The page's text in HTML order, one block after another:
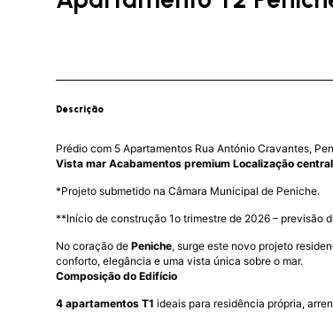
Descrição
Prédio com 5 Apartamentos Rua António Cravantes,
Vista mar Acabamentos premium Localização central
*Projeto submetido na Câmara Municipal de Peniche.
**Início de construção 1o trimestre de 2026 – previsão
No coração de Peniche, surge este novo projeto
conforto, elegância e uma vista única sobre o mar.
Composição do Edifício
4 apartamentos T1 ideais para residência própria,